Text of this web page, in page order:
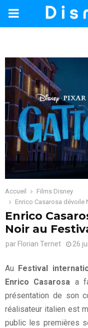
PRIMARY
Accueil
Films Disney
Enrico Casarosa dévoile
Enrico
Noir au
par Florian Ternet 26
Au Festival
Enrico Casarosa a
présentation de son
réalisateur italien est
public les premières